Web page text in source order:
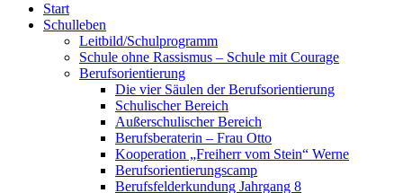
Start
Schulleben
Leitbild/Schulprogramm
Schule ohne Rassismus – Schule mit Courage
Berufsorientierung
Die vier Säulen der Berufsorientierung
Schulischer Bereich
Außerschulischer Bereich
Berufsberaterin – Frau Otto
Kooperation „Freiherr vom Stein“ Werne
Berufsorientierungscamp
Berufsfelderkundung Jahrgang 8